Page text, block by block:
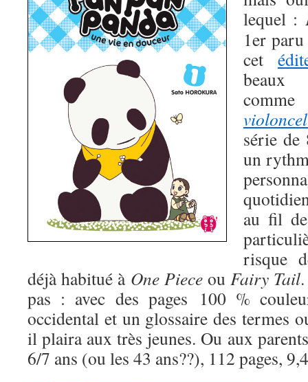
lequel :
1er
cet
beaux
série
un
au fil
risque
déjà habitué à One PieceouFairy Tail
pas : avec des pages 100 %
occidental et un glossaire des termes
il plaira aux très jeunes. Ou aux
6/7 ans (ou les 43 ans??), 112 pages,